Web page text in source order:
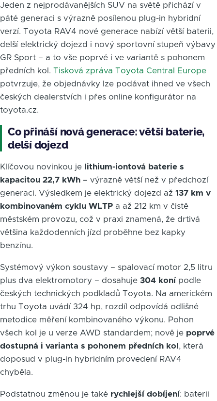
Jeden z nejprodávanějších SUV na světě přichází v
páté generaci s výrazně posílenou plug-in hybridní
verzí. Toyota RAV4 nové generace nabízí větší baterii,
delší elektrický dojezd i nový sportovní stupeň výbavy
GR Sport – a to vše poprvé i ve variantě s pohonem
předních kol. Tisková zpráva Toyota Central Europe
potvrzuje, že objednávky lze podávat ihned ve všech
českých dealerstvích i přes online konfigurátor na
toyota.cz.
Co přináší nová generace: větší baterie,
delší dojezd
Klíčovou novinkou je
lithium-iontová baterie s
kapacitou 22,7 kWh – výrazně větší než v předchozí
generaci. Výsledkem je elektrický dojezd až 137 km v
kombinovaném cyklu WLTP a až 212 km v čistě
městském provozu, což v praxi znamená, že drtivá
většina každodenních jízd proběhne bez kapky
benzínu.
Systémový výkon soustavy – spalovací motor 2,5 litru
plus dva elektromotory – dosahuje 304 koní podle
českých technických podkladů Toyota. Na americkém
trhu Toyota uvádí 324 hp, rozdíl odpovídá odlišné
metodice měření kombinovaného výkonu. Pohon
všech kol je u verze AWD standardem; nově je poprvé
dostupná i varianta s pohonem předních kol , která
doposud v plug-in hybridním provedení RAV4
chyběla.
Podstatnou změnou je také rychlejší dobíjení: baterii